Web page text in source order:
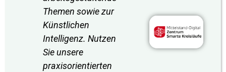
Themen sowie zur
Künstlichen
Intelligenz. Nutzen
Sie unsere
praxisorientierten